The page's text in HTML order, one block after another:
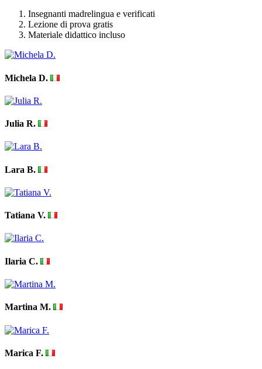
Insegnanti madrelingua e verificati
Lezione di prova gratis
Materiale didattico incluso
Michela D.
Julia R.
Lara B.
Tatiana V.
Ilaria C.
Martina M.
Marica F.